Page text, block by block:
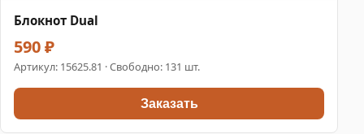
Блокнот Dual
590 ₽
Артикул: 15625.81 · Свободно: 131 шт.
Заказать